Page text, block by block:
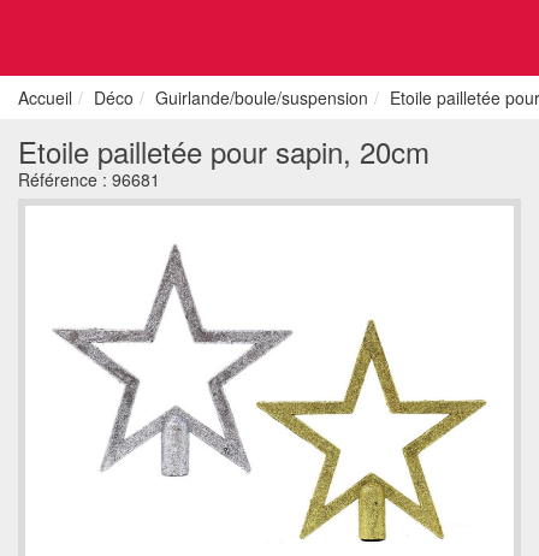
Accueil Déco Guirlande/boule/suspension Etoile pailletée
Etoile pailletée pour sapin, 20cm
Référence : 96681